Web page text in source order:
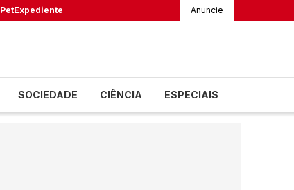
PetExpediente Anuncie
SOCIEDADE CIÊNCIA ESPECIAIS